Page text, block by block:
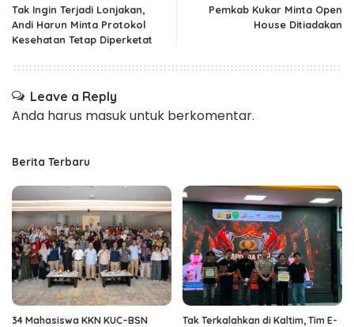
Tak Ingin Terjadi Lonjakan,
Andi Harun Minta Protokol
Kesehatan Tetap Diperketat
Pemkab Kukar Minta Open
House Ditiadakan
Leave a Reply
Anda harus masukuntuk berkomentar.
Berita Terbaru
34 Mahasiswa KKN KUC–BSN
Tak Terkalahkan di Kaltim, Tim E-